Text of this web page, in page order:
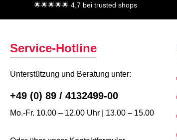
🌟🌟🌟🌟🌟 4,7 bei trusted shops
Service-Hotline
Unterstützung und Beratung unter:
+49 (0) 89 / 4132499-00
Mo.-Fr. 10.00 – 12.00 Uhr | 13.00 – 15.00